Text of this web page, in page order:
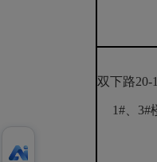
双下路20-
1#、3#